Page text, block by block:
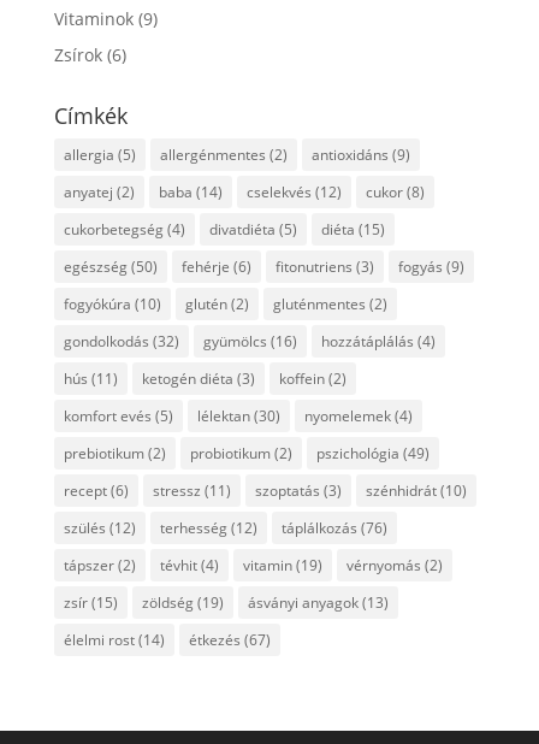
Vitaminok(9)
Zsírok(6)
Címkék
allergia (5) allergénmentes (2) antioxidáns (9)
anyatej (2) baba (14) cselekvés (12) cukor(8)
cukorbetegség(4) divatdiéta (5) diéta (15)
egészség(50) fehérje (6) fitonutriens (3) fogyás (9)
fogyókúra (10) glutén(2) gluténmentes (2)
gondolkodás (32) gyümölcs (16) hozzátáplálás (4)
hús (11) ketogén diéta (3) koffein(2)
komfort evés (5) lélektan(30) nyomelemek(4)
prebiotikum(2) probiotikum(2) pszichológia (49)
recept(6) stressz (11) szoptatás (3) szénhidrát(10)
szülés (12) terhesség(12) táplálkozás (76)
tápszer(2) tévhit(4) vitamin(19) vérnyomás (2)
zsír(15) zöldség(19) ásványi anyagok(13)
élelmi rost(14) étkezés (67)